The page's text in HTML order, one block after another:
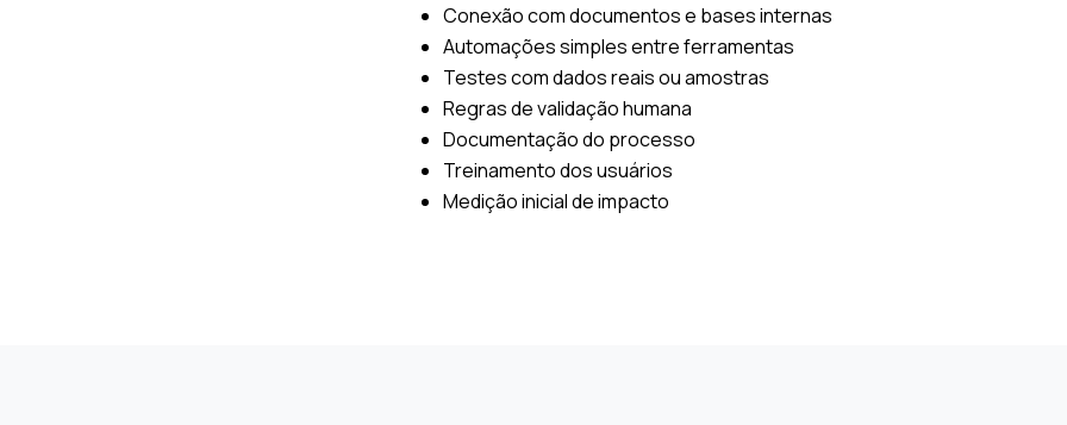
Conexão com documentos e bases internas
Automações simples entre ferramentas
Testes com dados reais ou amostras
Regras de validação humana
Documentação do processo
Treinamento dos usuários
Medição inicial de impacto